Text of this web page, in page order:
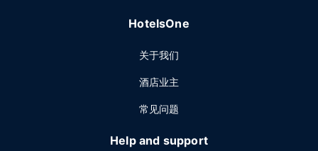
HotelsOne
关于我们
酒店业主
常见问题
Help and support